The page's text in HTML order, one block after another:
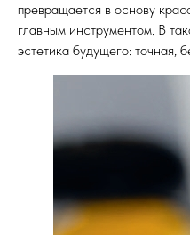
превращается в основу
главным инструментом. В
эстетика будущего: точная,